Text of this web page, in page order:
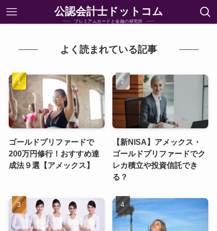
公認会計士ドットコム
プレミアムカードと金融の研究所
よく読まれている記事
ゴールドプリファードで
200万円修行！おすすめ達
成法９選【アメックス】
【新NISA】アメックス・
ゴールドプリファードでク
レカ積立や投資信託でき
る？